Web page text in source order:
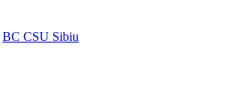
BC CSU Sibiu